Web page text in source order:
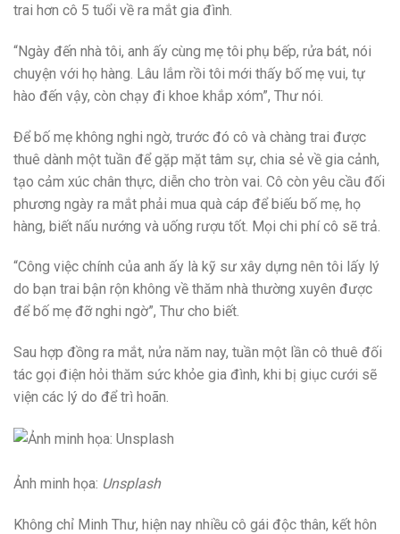
trai hơn cô 5 tuổi về ra mắt gia đình.
“Ngày đến nhà tôi, anh ấy cùng mẹ tôi phụ bếp, rửa bát, nói
chuyện với họ hàng. Lâu lắm rồi tôi mới thấy bố mẹ vui, tự
hào đến vậy, còn chạy đi khoe khắp xóm”, Thư nói.
Để bố mẹ không nghi ngờ, trước đó cô và chàng trai được
thuê dành một tuần để gặp mặt tâm sự, chia sẻ về gia cảnh,
tạo cảm xúc chân thực, diễn cho tròn vai. Cô còn yêu cầu đối
phương ngày ra mắt phải mua quà cáp để biếu bố mẹ, họ
hàng, biết nấu nướng và uống rượu tốt. Mọi chi phí cô sẽ trả.
“Công việc chính của anh ấy là kỹ sư xây dựng nên tôi lấy lý
do bạn trai bận rộn không về thăm nhà thường xuyên được
để bố mẹ đỡ nghi ngờ”, Thư cho biết.
Sau hợp đồng ra mắt, nửa năm nay, tuần một lần cô thuê đối
tác gọi điện hỏi thăm sức khỏe gia đình, khi bị giục cưới sẽ
viện các lý do để trì hoãn.
Ảnh minh họa: Unsplash
Không chỉ Minh Thư, hiện nay nhiều cô gái độc thân, kết hôn